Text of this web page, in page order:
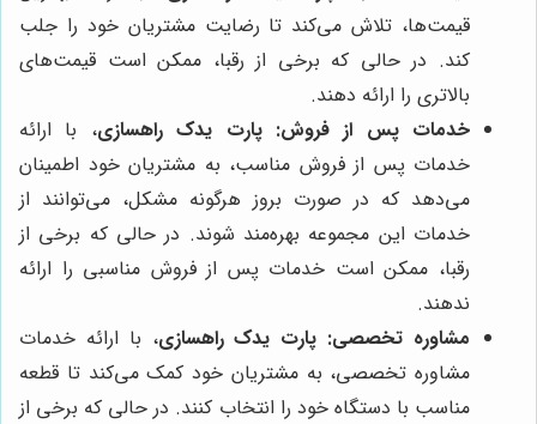
قیمت‌ها، تلاش می‌کند تا رضایت مشتریان خود را جلب
کند. در حالی که برخی از رقبا، ممکن است قیمت‌های
بالاتری را ارائه دهند.
خدمات پس از فروش: پارت یدک راهسازی، با ارائه
خدمات پس از فروش مناسب، به مشتریان خود اطمینان
می‌دهد که در صورت بروز هرگونه مشکل، می‌توانند از
خدمات این مجموعه بهره‌مند شوند. در حالی که برخی از
رقبا، ممکن است خدمات پس از فروش مناسبی را ارائه
ندهند.
مشاوره تخصصی: پارت یدک راهسازی، با ارائه خدمات
مشاوره تخصصی، به مشتریان خود کمک می‌کند تا قطعه
مناسب با دستگاه خود را انتخاب کنند. در حالی که برخی از